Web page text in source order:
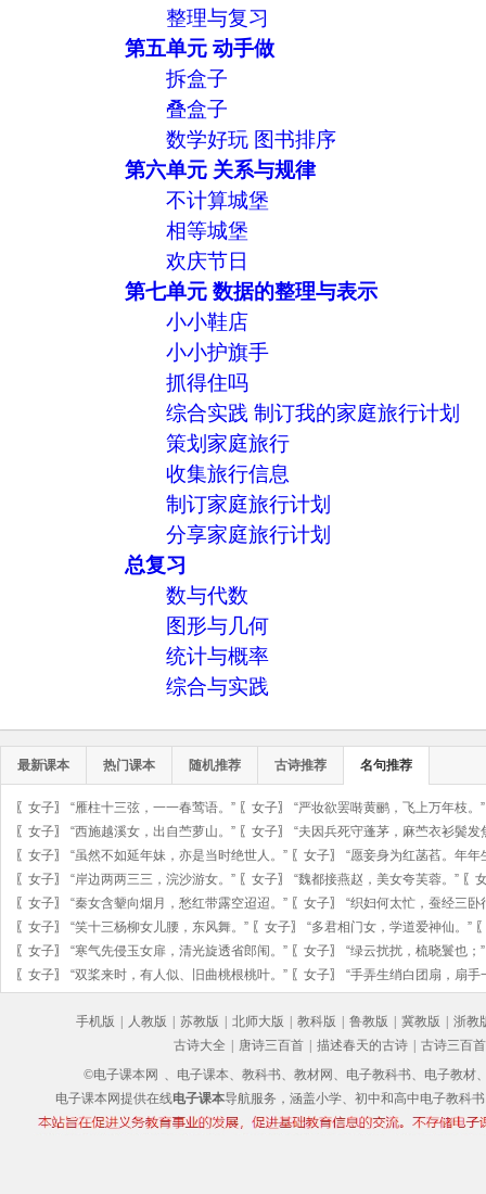
整理与复习
第五单元 动手做
拆盒子
叠盒子
数学好玩 图书排序
第六单元 关系与规律
不计算城堡
相等城堡
欢庆节日
第七单元 数据的整理与表示
小小鞋店
小小护旗手
抓得住吗
综合实践 制订我的家庭旅行计划
策划家庭旅行
收集旅行信息
制订家庭旅行计划
分享家庭旅行计划
总复习
数与代数
图形与几何
统计与概率
综合与实践
最新课本 热门课本 随机推荐 古诗推荐 名句推荐
〖 女子〗 “雁柱十三弦，一一春莺语。” 〖 女子〗 “严妆欲罢啭黄鹂，飞上万年枝。”
〖 女子〗 “西施越溪女，出自苎萝山。” 〖 女子〗 “夫因兵死守蓬茅，麻苎衣衫鬓发
〖 女子〗 “虽然不如延年妹，亦是当时绝世人。” 〖 女子〗 “愿妾身为红菡萏。年年
〖 女子〗 “岸边两两三三，浣沙游女。” 〖 女子〗 “魏都接燕赵，美女夸芙蓉。” 〖
〖 女子〗 “秦女含颦向烟月，愁红带露空迢迢。” 〖 女子〗 “织妇何太忙，蚕经三卧
〖 女子〗 “笑十三杨柳女儿腰，东风舞。” 〖 女子〗 “多君相门女，学道爱神仙。”
〖 女子〗 “寒气先侵玉女扉，清光旋透省郎闱。” 〖 女子〗 “绿云扰扰，梳晓鬟也；”
〖 女子〗 “双桨来时，有人似、旧曲桃根桃叶。” 〖 女子〗 “手弄生绡白团扇，扇手
手机版 | 人教版 | 苏教版 | 北师大版 | 教科版 | 鲁教版 | 冀教版 | 浙教
古诗大全 | 唐诗三百首 | 描述春天的古诗 | 古诗三百首
©电子课本网
、电子课本、教科书、教材网、电子教科书、电子教
电子课本网提供在线电子课本导航服务，涵盖小学、初中和高中电子教科